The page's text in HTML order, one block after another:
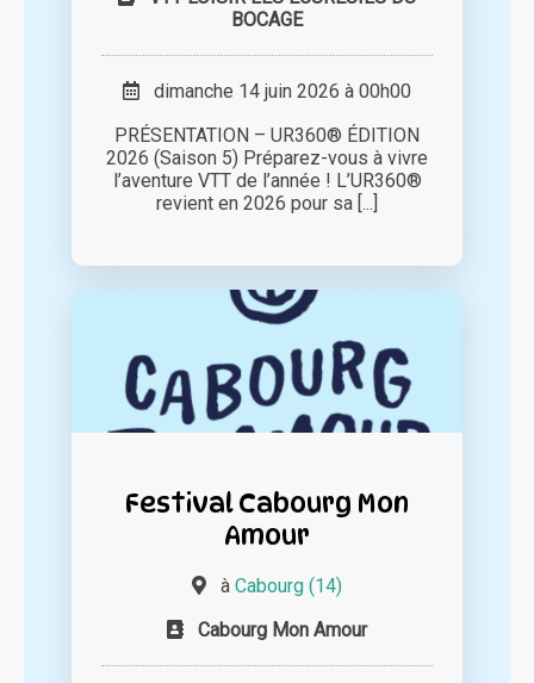
BOCAGE
dimanche 14 juin 2026 à 00h00
PRÉSENTATION – UR360® ÉDITION
2026 (Saison 5) Préparez-vous à vivre
l’aventure VTT de l’année ! L’UR360®
revient en 2026 pour sa [...]
Festival Cabourg Mon
Amour
à Cabourg (14)
Cabourg Mon Amour